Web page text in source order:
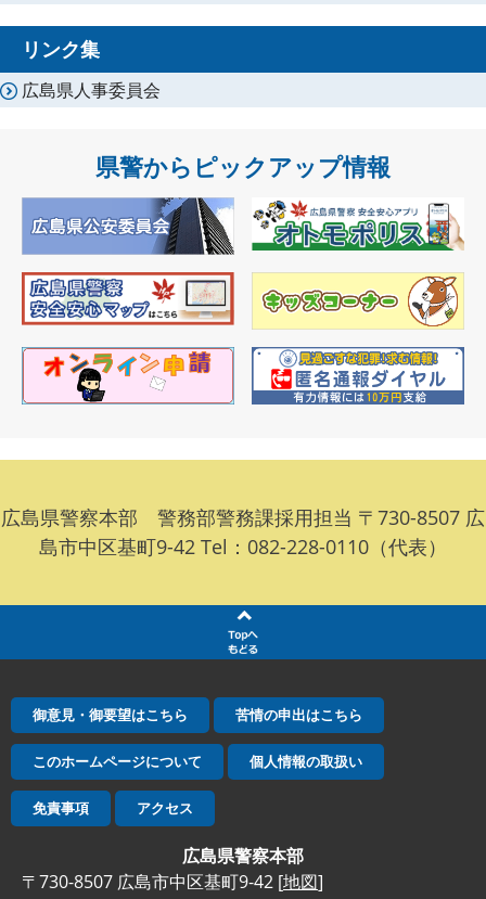
リンク集
広島県人事委員会
県警からピックアップ情報
広島県警察本部 警務部警務課採用担当 〒730-8507 広
島市中区基町9-42 Tel：082-228-0110（代表）
御意見・御要望はこちら 苦情の申出はこちら
このホームページについて 個人情報の取扱い
免責事項 アクセス
広島県警察本部
〒730-8507 広島市中区基町9-42 [地図]